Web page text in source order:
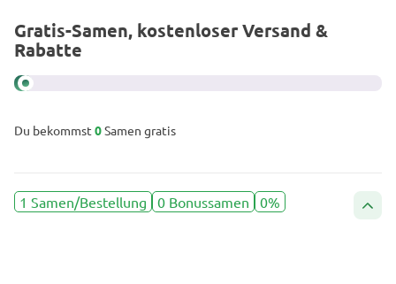
vers
Gratis-Samen, kostenloser Versand &
Rabatte
Du bekommst 0Samen gratis
1 Samen/Bestellung 0 Bonussamen 0%